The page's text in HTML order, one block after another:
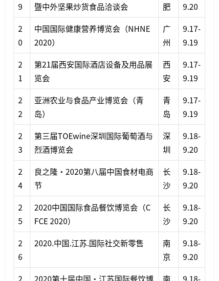
9
暨中外坚果炒货食品洽谈会
肥
9.20
2
0
中国国际健康营养博览会（NHNE
2020）
广
州
9.17-
9.19
2
1
第21届西安国际酒店设备及用品展
览会
西
安
9.17-
9.19
2
2
亚洲农业与食品产业博览会（青
岛）
青
岛
9.17-
9.19
2
3
第三届TOEwine深圳国际葡萄酒与
烈酒博览会
深
圳
9.18-
9.20
2
4
良之隆·2020第八届中国食材电商
节
长
沙
9.18-
9.20
2
5
2020中国国际食品餐饮博览会（C
FCE 2020）
长
沙
9.18-
9.20
2
6
2020.中国.江苏.国际社交新零售
南
京
9.18-
9.20